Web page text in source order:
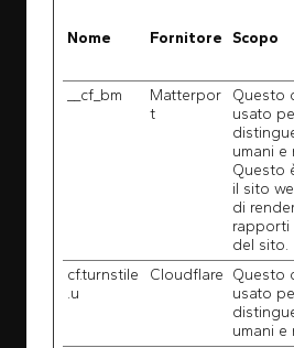
Nome Fornitore Scopo
__cf_bm
Matterpor
t
Questo
usato
umani e
Questo
il sito
di
rapporti
del sito.
cf.turnstile
.u
Cloudflare Questo
usato
umani e